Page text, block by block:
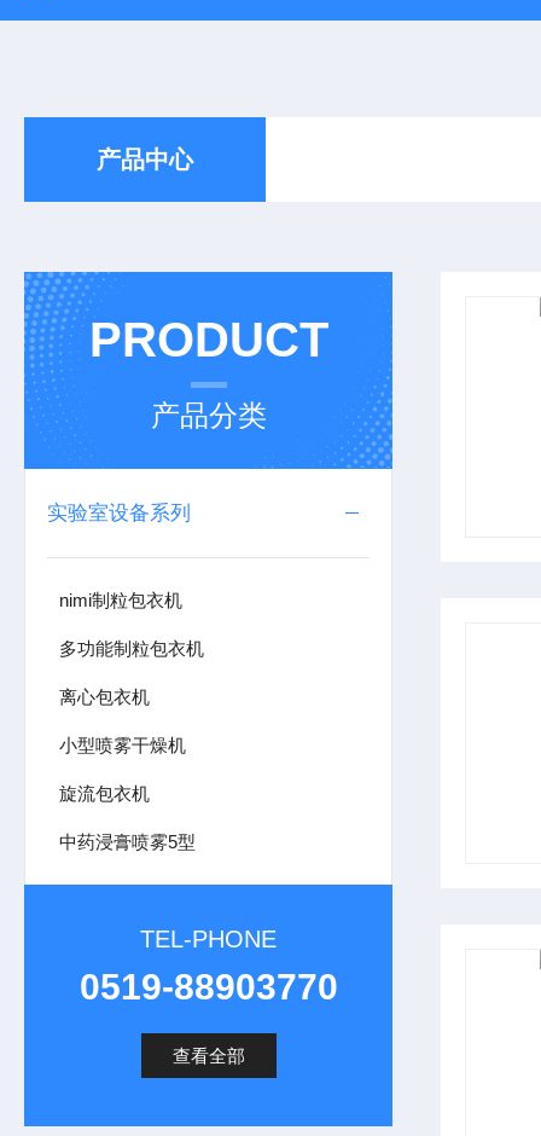
产品中心
PRODUCT
产品分类
实验室设备系列
nimi制粒包衣机
多功能制粒包衣机
离心包衣机
小型喷雾干燥机
旋流包衣机
中药浸膏喷雾5型
TEL-PHONE
0519-88903770
查看全部